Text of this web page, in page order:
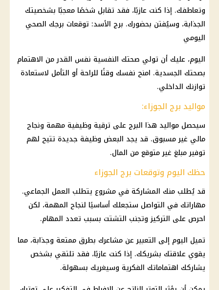
وتعاطفك. إذا كنت عازبًا، فقد تقابل شخصًا معجبًا بشخصيتك
الجذابة، وسيُفتن بحضورك. برج الأسد: توقعات برجك الصحي
اليومي
اليوم، عليك أن تولي صحتك النفسية نفس القدر من الاهتمام
بصحتك الجسدية. امنح نفسك وقتًا للراحة أو التأمل لاستعادة
توازنك الداخلي.
مواليد برج الجوزاء:
سيحصل مواليد هذا البرج على ترقية وظيفية مهمة ونجاح
مالي غير مسبوق. قد يجد البعض وظيفة جديدة تتيح لهم
توفير مبلغ غير متوقع من المال.
حظك اليوم وتوقعات برج الجوزاء
قد يُطلب منك المشاركة في مشروع يتطلب العمل الجماعي.
مهاراتك في التواصل ستجعلك أساسيًا لنجاح المهمة، لكن
احرص على التركيز وتجنب التشتت بسبب تعدد المهام.
تميل اليوم إلى التعبير عن مشاعرك بطرق ممتعة وجذابة، مما
يقوي علاقتك بشريكك. إذا كنت عازبًا، فقد تلتقي بشخص
يشاركك اهتماماتك الفكرية وسيغريك بسهولة.